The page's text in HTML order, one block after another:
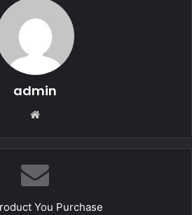
admin
You Purchase